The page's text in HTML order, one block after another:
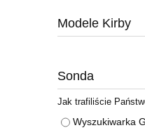
Modele Kirby
Sonda
Jak trafiliście
Wyszukiwarka